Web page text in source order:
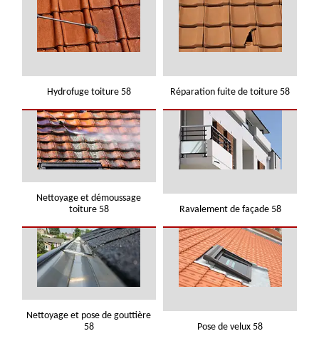
Hydrofuge toiture 58 Réparation fuite de toiture 58
Nettoyage et démoussage
toiture 58
Ravalement de façade 58
Nettoyage et pose de gouttière
58
Pose de velux 58